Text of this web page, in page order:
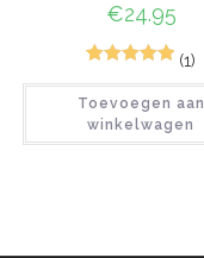
€24.95
5.00op 5
gebaseerd
(1)
Toevoegen aan
winkelwagen